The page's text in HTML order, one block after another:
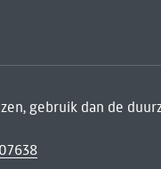
gebruik dan de